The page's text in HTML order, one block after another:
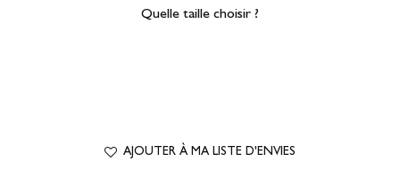
Quelle taille choisir ?
AJOUTER À MA LISTE D'ENVIES